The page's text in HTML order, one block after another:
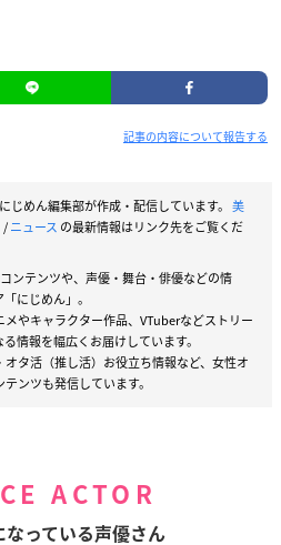
記事の内容について報告する
じめん編集部が作成・配信しています。 美
/ニュース の最新情報はリンク先をご覧くだ
ンテンツや、声優・舞台・俳優などの情
にじめん」。
やキャラクター作品、VTuberなどストリー
情報を幅広くお届けしています。
タ活（推し活）お役立ち情報など、女性オ
ンツも発信しています。
ACTOR
なっている声優さん